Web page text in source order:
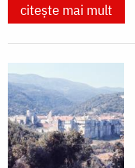
citește mai mult